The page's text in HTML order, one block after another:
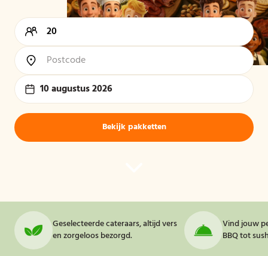
10 augustus 2026
Bekijk pakketten
Geselecteerde cateraars, altijd vers
en zorgeloos bezorgd.
Vind jouw
BBQ tot